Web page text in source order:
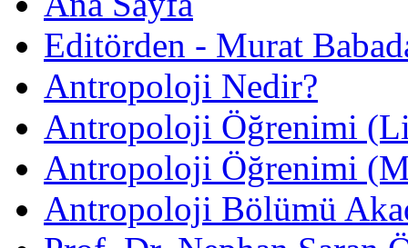
Editörden - Murat
Antropoloji Nedir?
Antropoloji Öğrenimi
Antropoloji Öğrenimi
Antropoloji Bölümü